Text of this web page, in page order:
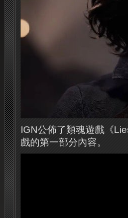
IGN公佈了類魂遊戲《
戲的第一部分內容。